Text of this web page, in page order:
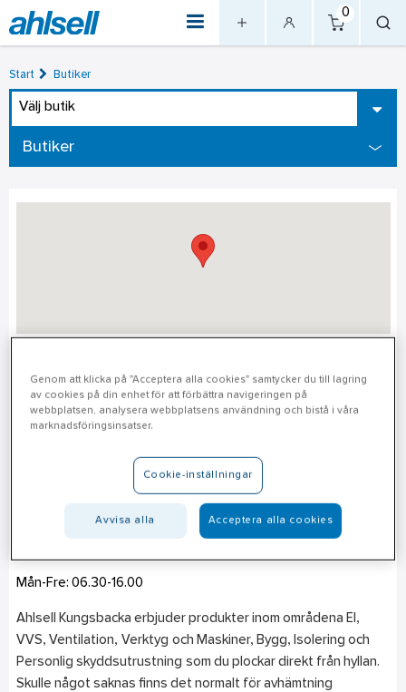
0
Start Butiker
Välj butik
Butiker
Adress
Kungsbacka
010-476 08 70
Mån-Fre: 06.30-16.00
Ahlsell Kungsbacka erbjuder produkter inom områdena El,
VVS, Ventilation, Verktyg och Maskiner, Bygg, Isolering och
Personlig skyddsutrustning som du plockar direkt från hyllan.
Skulle något saknas finns det normalt för avhämtning
Genom att klicka på "Acceptera alla cookies" samtycker du till lagring
av cookies på din enhet för att förbättra navigeringen på
webbplatsen, analysera webbplatsens användning och bistå i våra
marknadsföringsinsatser.
Cookie-inställningar
Avvisa alla Acceptera alla cookies